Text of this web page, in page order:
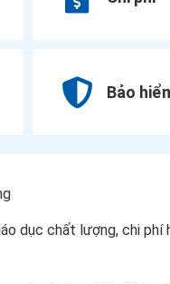
Bảo
dục chất lượng, chi